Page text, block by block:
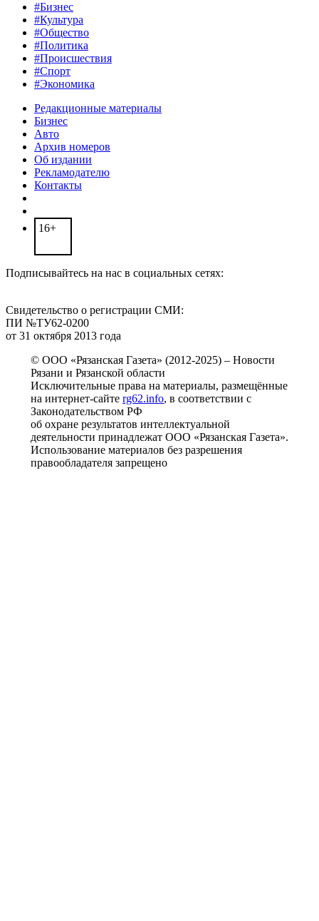
#Бизнес
#Культура
#Общество
#Политика
#Происшествия
#Спорт
#Экономика
Редакционные материалы
Бизнес
Авто
Архив номеров
Об издании
Рекламодателю
Контакты
16+
Подписывайтесь на нас в социальных сетях:
Свидетельство о регистрации СМИ:
ПИ №ТУ62-0200
от 31 октября 2013 года
© ООО «Рязанская Газета» (2012-2025) – Новости
Рязани и Рязанской области
Исключительные права на материалы, размещённые
на интернет-сайте rg62.info, в соответствии с
Законодательством РФ
об охране результатов интеллектуальной
деятельности принадлежат ООО «Рязанская Газета».
Использование материалов без разрешения
правообладателя запрещено